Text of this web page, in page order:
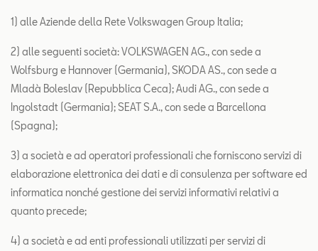
1) alle Aziende della Rete Volkswagen Group Italia;
2) alle seguenti società: VOLKSWAGEN AG., con sede a
Wolfsburg e Hannover (Germania), SKODA AS., con sede a
Mladà Boleslav (Repubblica Ceca); Audi AG., con sede a
Ingolstadt (Germania); SEAT S.A., con sede a Barcellona
(Spagna);
3) a società e ad operatori professionali che forniscono servizi di
elaborazione elettronica dei dati e di consulenza per software ed
informatica nonché gestione dei servizi informativi relativi a
quanto precede;
4) a società e ad enti professionali utilizzati per servizi di